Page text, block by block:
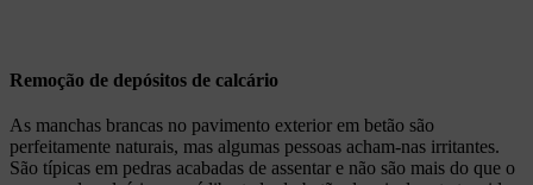
Remoção de depósitos de calcário
As manchas brancas no pavimento exterior em betão são
perfeitamente naturais, mas algumas pessoas acham-nas irritantes.
São típicas em pedras acabadas de assentar e não são mais do que o